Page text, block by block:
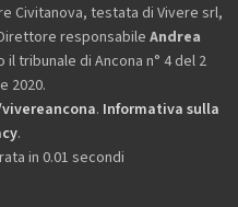
Civitanova, testata di Vivere srl,
responsabile Andrea
tribunale di Ancona n° 4 del 2
2020.
. Informativa sulla
.
in 0.01 secondi